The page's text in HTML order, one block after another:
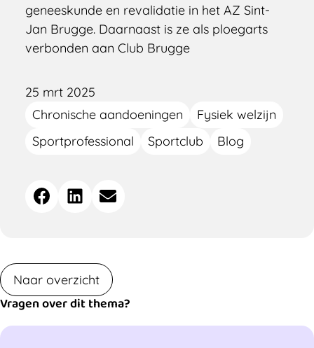
geneeskunde en revalidatie in het AZ Sint-
Jan Brugge. Daarnaast is ze als ploegarts
verbonden aan Club Brugge
25 mrt 2025
Chronische aandoeningen
Fysiek welzijn
Sportprofessional
Sportclub Blog
Deel
dit FacebookLinkedInE-mail
Naar overzicht
Vragen over dit thema?